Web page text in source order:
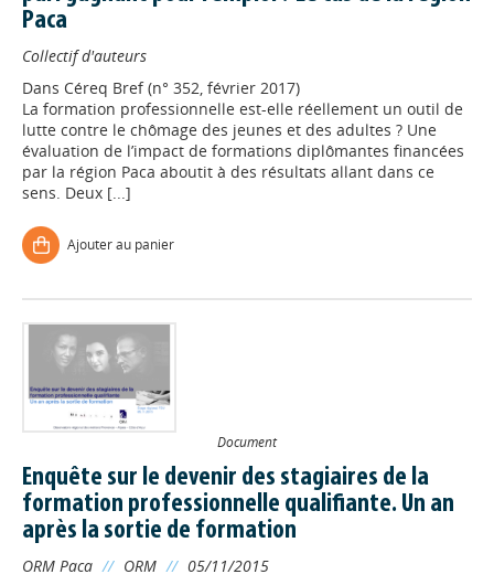
Paca
Collectif d'auteurs
Dans Céreq Bref (n° 352, février 2017)
La formation professionnelle est-elle réellement un outil de
lutte contre le chômage des jeunes et des adultes ? Une
évaluation de l’impact de formations diplômantes financées
par la région Paca aboutit à des résultats allant dans ce
sens. Deux [...]
Ajouter au panier
Document
Enquête sur le devenir des stagiaires de la
formation professionnelle qualifiante. Un an
après la sortie de formation
ORM Paca // ORM // 05/11/2015